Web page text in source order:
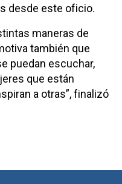
desde este oficio.
maneras de
también que
puedan escuchar,
que están
a otras”, finalizó